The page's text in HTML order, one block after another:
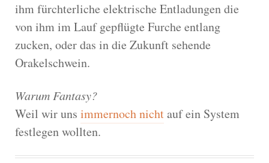
ihm fürchterliche elektrische Entladungen die
von ihm im Lauf gepflügte Furche entlang
zucken, oder das in die Zukunft sehende
Orakelschwein.
Warum Fantasy?
Weil wir uns immernoch nichtauf ein System
festlegen wollten.